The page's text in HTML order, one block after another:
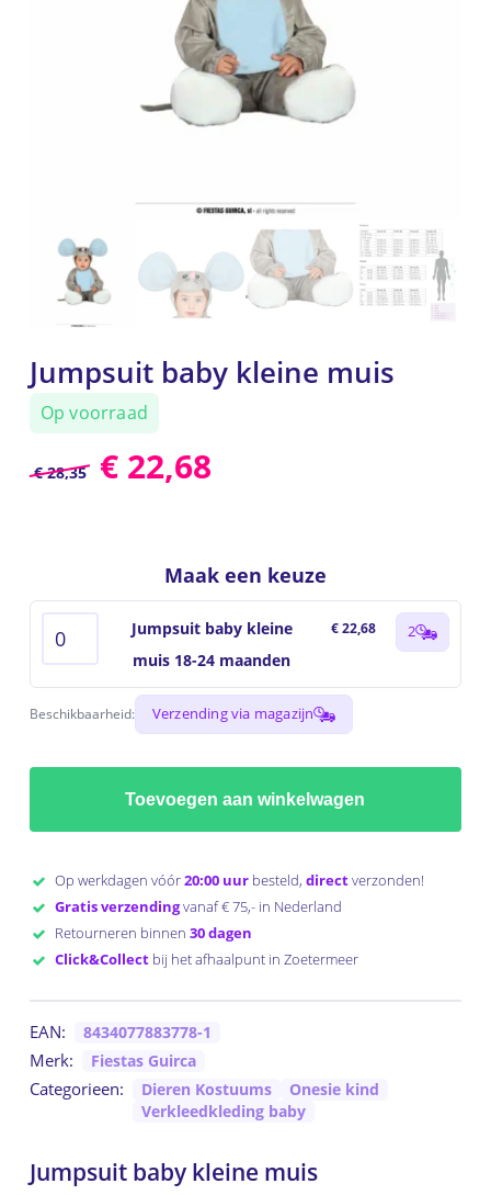
Jumpsuit baby kleine muis
Op voorraad
€28,35 € 22,68
Maak een keuze
Jumpsuit baby kleine
muis 18-24 maanden
€ 22,68 2
Beschikbaarheid: Verzending via magazijn
Toevoegen aan winkelwagen
Op werkdagen vóór20:00 uurbesteld, directverzonden!
Gratis verzendingvanaf € 75,- in Nederland
Retourneren binnen 30 dagen
Click&Collectbij het afhaalpunt in Zoetermeer
EAN: 8434077883778-1
Merk: Fiestas Guirca
Categorieen: Dieren Kostuums
Onesie kind
Verkleedkleding baby
Jumpsuit baby kleine muis